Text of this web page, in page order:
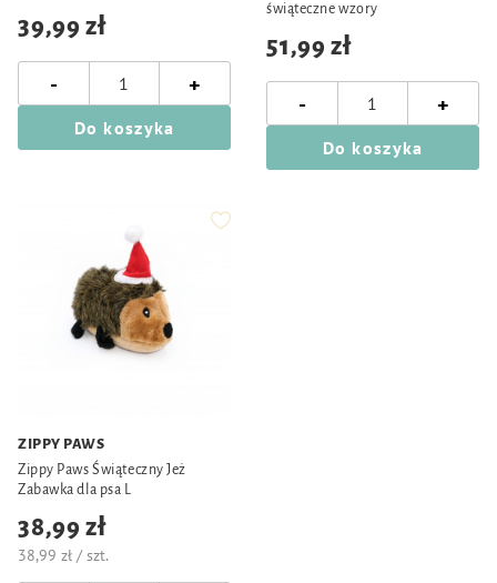
39,99 zł
- +
Do koszyka
świąteczne wzory
51,99 zł
- +
Do koszyka
ZIPPY PAWS
Zippy Paws Świąteczny Jeż
Zabawka dla psa L
38,99 zł
38,99 zł / szt.